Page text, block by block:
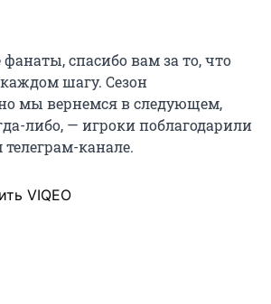
спасибо вам за то, что
шагу. Сезон
мы вернемся в следующем,
либо, — игроки поблагодарили
канале.
VIQEO